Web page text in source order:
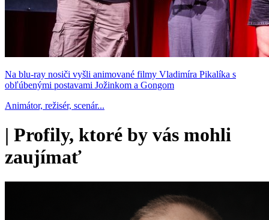
Na blu-ray nosiči vyšli animované filmy Vladimíra Pikalíka s
obľúbenými postavami Jožinkom a Gongom
Animátor, režisér, scenár...
| Profily, ktoré by vás mohli
zaujímať